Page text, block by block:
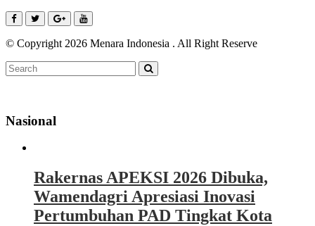
© Copyright 2026 Menara Indonesia . All Right Reserve
Nasional
Rakernas APEKSI 2026 Dibuka,
Wamendagri Apresiasi Inovasi
Pertumbuhan PAD Tingkat Kota